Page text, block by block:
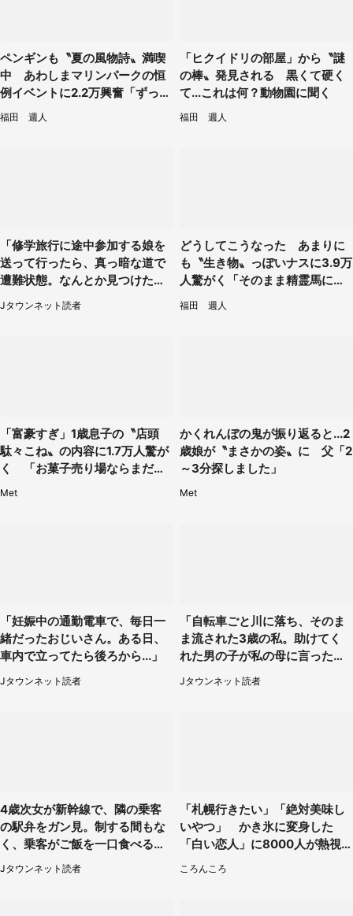
ペンギンも〝夏の風物詩〟満喫
中 あわしまマリンパークの恒
例イベントに2.2万興奮「ずっと
見てたい」
福田 週人
「ヒクイドリの部屋」から〝謎
の棒〟発見される 黒くて硬く
て...これは何？動物園に聞く
福田 週人
「修学旅行に途中参加する娘を
送って行ったら、真っ暗な道で
遭難状態。なんとか見つけた民
家に助けを求めると、住人の男
性が...」
Jタウンネット読者
どうしてこうなった あまりに
も〝生き物〟っぽいナスに3.9万
人驚がく「そのまま精霊馬に使
えそう」
福田 週人
「富豪すぎ」1歳息子の〝店頭
駄々こね〟の内容に1.7万人驚が
く 「お菓子売り場ならまだし
Met
かくれんぼの鬼が振り返ると...2
歳娘が〝まさかの姿〟に 父「2
～3分探しました」
Met
「妊娠中の通勤電車で、毎日一
緒だったおじいさん。ある日、
車内で立ってたら後ろから...」
Jタウンネット読者
「自転車ごと川に落ち、そのま
ま流された3歳の私。助けてく
れた男の子が私の母に言ったの
は...」（千葉県・20代女性）
Jタウンネット読者
4歳次女が新幹線で、隣の乗客
の駅弁をガン見。制する間もな
く、乗客がご飯を一口食べると
（茨城県・50代女性）
Jタウンネット読者
「札幌行きたい」「絶対美味し
いやつ」 かき氷に変身した
「白い恋人」に8000人が熱視
ころんころ